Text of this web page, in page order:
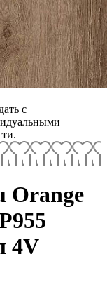
с
Orange
4V